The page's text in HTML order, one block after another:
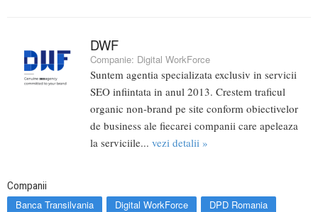
DWF
Companie: Digital WorkForce
Suntem agentia specializata exclusiv in servicii
SEO infiintata in anul 2013. Crestem traficul
organic non-brand pe site conform obiectivelor
de business ale fiecarei companii care apeleaza
la serviciile... vezi detalii »
Companii
Banca Transilvania Digital WorkForce
DPD Romania